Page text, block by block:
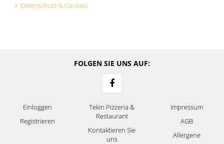
Datenschutz & Cookies
FOLGEN SIE UNS AUF:
Einloggen
Registrieren
Tekin Pizzeria &
Restaurant
Kontaktieren Sie
uns
Impressum
AGB
Allergene